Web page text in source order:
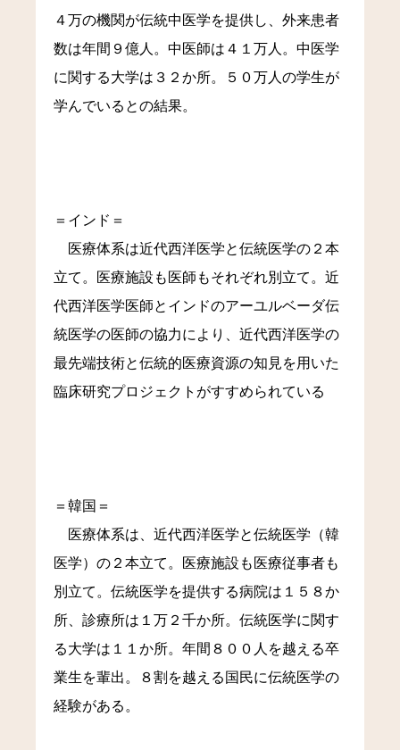
４万の機関が伝統中医学を提供し、外来患者
数は年間９億人。中医師は４１万人。中医学
に関する大学は３２か所。５０万人の学生が
学んでいるとの結果。
＝インド＝
医療体系は近代西洋医学と伝統医学の２本
立て。医療施設も医師もそれぞれ別立て。近
代西洋医学医師とインドのアーユルベーダ伝
統医学の医師の協力により、近代西洋医学の
最先端技術と伝統的医療資源の知見を用いた
臨床研究プロジェクトがすすめられている
＝韓国＝
医療体系は、近代西洋医学と伝統医学（韓
医学）の２本立て。医療施設も医療従事者も
別立て。伝統医学を提供する病院は１５８か
所、診療所は１万２千か所。伝統医学に関す
る大学は１１か所。年間８００人を越える卒
業生を輩出。８割を越える国民に伝統医学の
経験がある。